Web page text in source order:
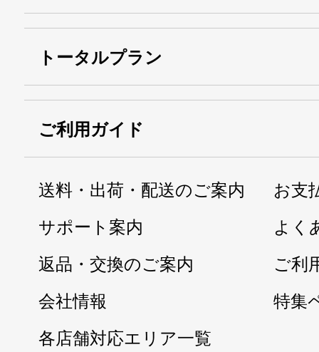
トータルプラン
ご利用ガイド
送料・出荷・配送のご案内
お支
サポート案内
よく
返品・交換のご案内
ご利
会社情報
特集
各店舗対応エリア一覧